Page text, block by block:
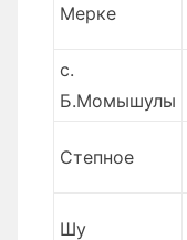
Мерке
с.
Б.Момышулы
Степное
Шу